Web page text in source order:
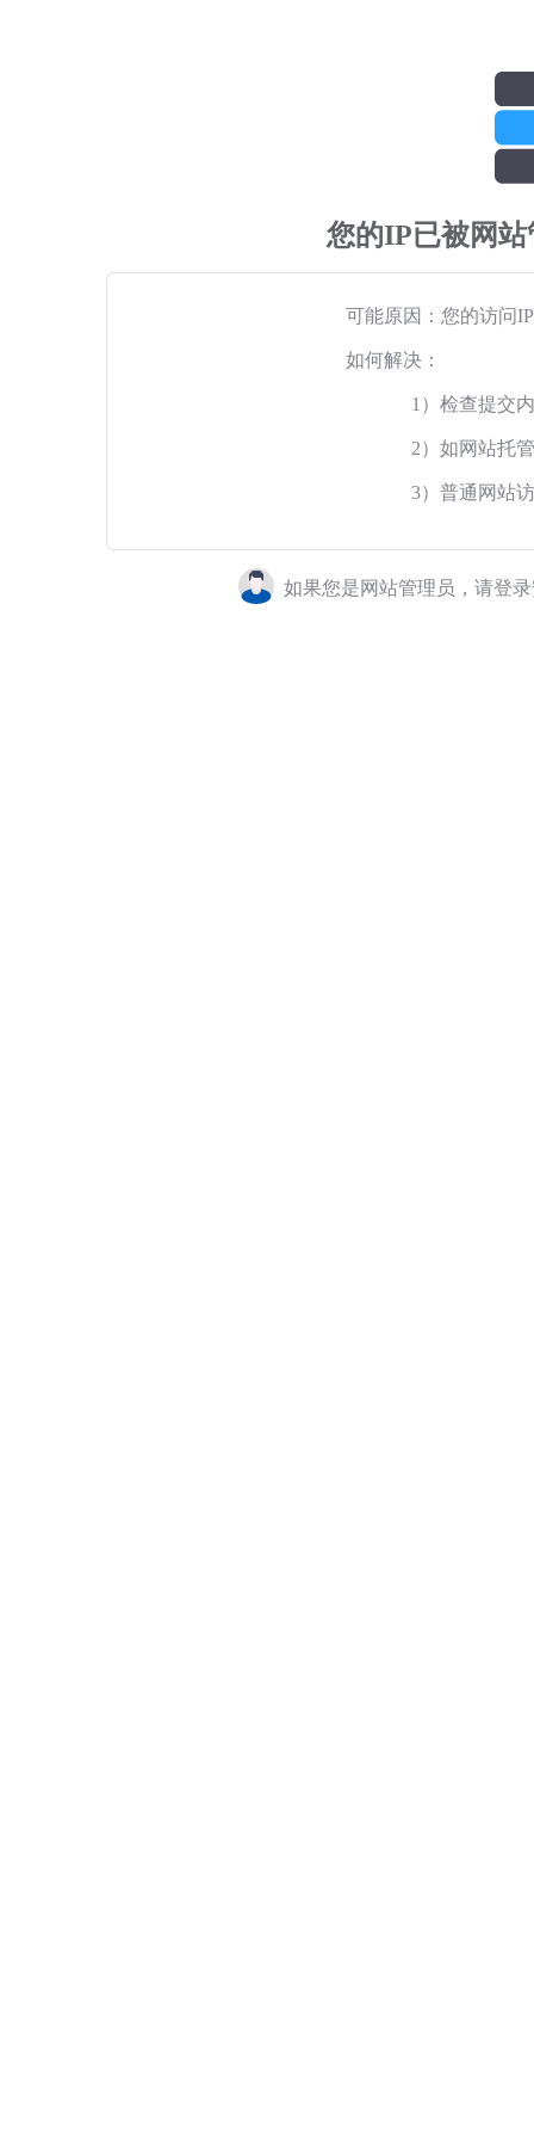
您的IP已被网
可能原因：您的访问
如何解决：
1）检查提交
2）如网站托
3）普通网站
如果您是网站管理员，请登